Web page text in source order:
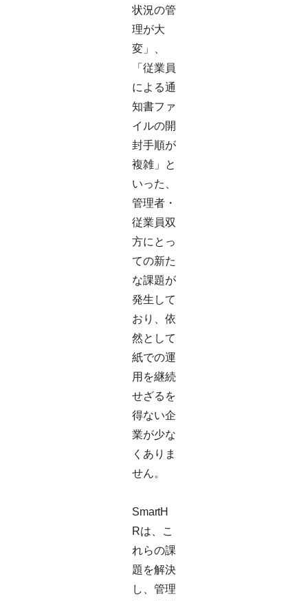
状況の管
理が大
変」、
「従業員
による通
知書ファ
イルの開
封手順が
複雑」と
いった、
管理者・
従業員双
方にとっ
ての新た
な課題が
発生して
おり、依
然として
紙での運
用を継続
せざるを
得ない企
業が少な
くありま
せん。
SmartH
Rは、こ
れらの課
題を解決
し、管理